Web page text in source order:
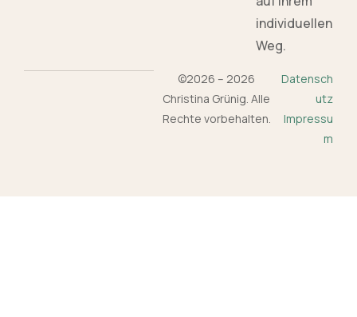
individuellen
Weg.
©2026 – 2026
Christina Grünig. Alle
Rechte vorbehalten.
Datensch
utz
Impressu
m